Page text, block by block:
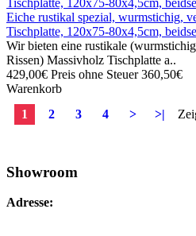
Eiche rustikal spezial, wurmstichig,
Tischplatte, 120x75-80x4,5cm,
Wir bieten eine rustikale
Rissen) Massivholz Tischplatte a..
429,00€ Preis ohne Steuer 360,50€
Warenkorb
1
2 3 4 > >|
Showroom
Adresse: